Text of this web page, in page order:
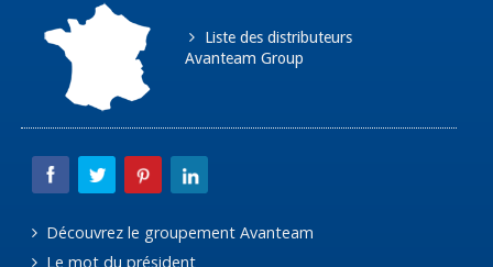
Liste des distributeurs
Avanteam Group
Découvrez le groupement Avanteam
Le mot du président